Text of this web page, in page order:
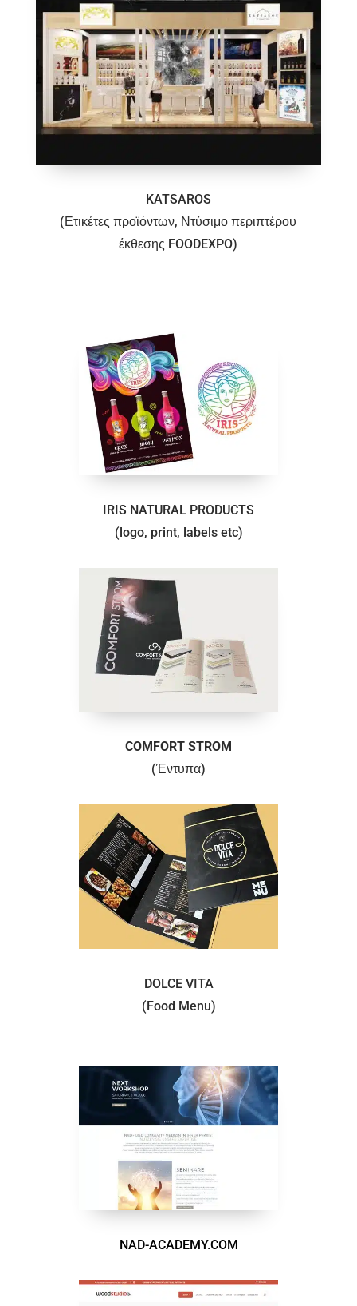
KATSAROS
(Ετικέτες προϊόντων, Ντύσιμο περιπτέρου
έκθεσης FOODEXPO)
IRIS NATURAL PRODUCTS
(logo, print, labels etc)
COMFORT STROM
(Έντυπα)
DOLCE VITA
(Food Menu)
NAD-ACADEMY.COM